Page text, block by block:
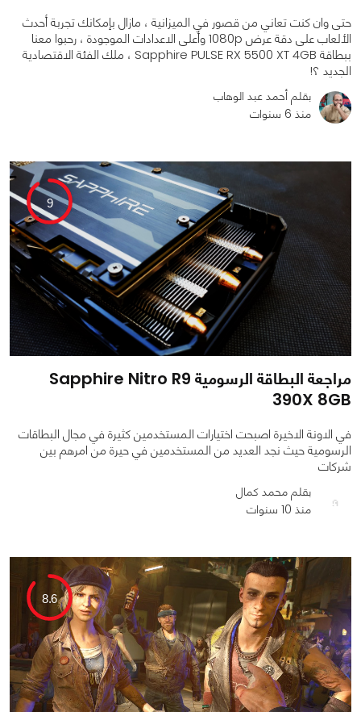
5388
حتى وان كنت تعاني من قصور في الميزانية ، مازال بإمكانك تجربة أحدث
الألعاب على دقة عرض 1080p وأعلى الاعدادات الموجودة ، رحبوا معنا
ببطاقة Sapphire PULSE RX 5500 XT 4GB ، ملك الفئة الاقتصادية
الجديد ؟!
بقلم أحمد عبد الوهاب
منذ 6 سنوات
9
مراجعة البطاقة الرسومية Sapphire Nitro R9
390X 8GB
في الاونة الاخيرة اصبحت اختيارات المستخدمين كثيرة في مجال البطاقات
الرسومية حيث نجد العديد من المستخدمين في حيرة من امرهم بين
شركات
بقلم محمد كمال
منذ 10 سنوات
8.6